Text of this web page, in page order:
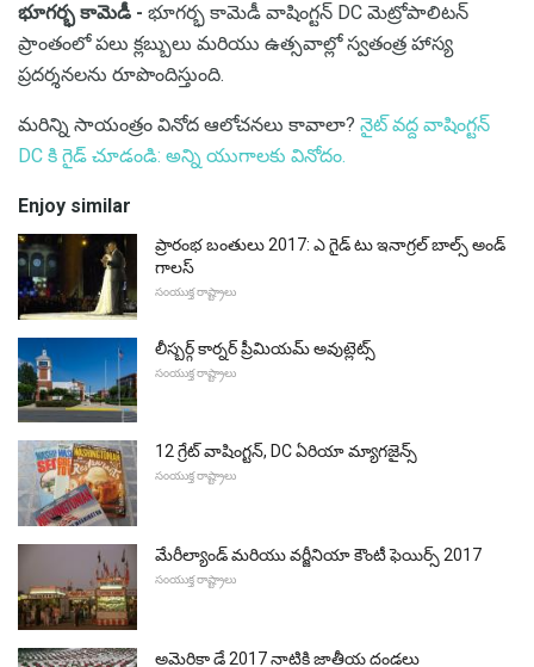
భూగర్భ కామెడీ - భూగర్భ కామెడీ వాషింగ్టన్ DC మెట్రోపాలిటన్
ప్రాంతంలో పలు క్లబ్బులు మరియు ఉత్సవాల్లో స్వతంత్ర హాస్య
ప్రదర్శనలను రూపొందిస్తుంది.
మరిన్ని సాయంత్రం వినోద ఆలోచనలు కావాలా? నైట్ వద్ద వాషింగ్టన్
DC కి గైడ్ చూడండి: అన్ని యుగాలకు వినోదం.
Enjoy similar
ప్రారంభ బంతులు 2017: ఎ గైడ్ టు ఇనాగ్రల్ బాల్స్ అండ్
గాలస్
సంయుక్త రాష్ట్రాలు
లీస్బర్గ్ కార్నర్ ప్రీమియమ్ అవుట్లెట్స్
సంయుక్త రాష్ట్రాలు
12 గ్రేట్ వాషింగ్టన్, DC ఏరియా మ్యాగజైన్స్
సంయుక్త రాష్ట్రాలు
మేరీల్యాండ్ మరియు వర్జీనియా కౌంటీ ఫెయిర్స్ 2017
సంయుక్త రాష్ట్రాలు
అమెరికా డే 2017 నాటికి జాతీయ దండలు